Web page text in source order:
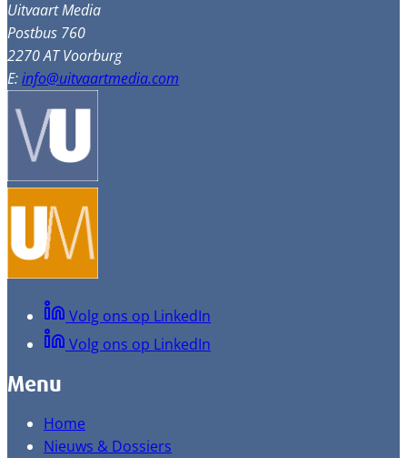
Uitvaart Media
Postbus 760
2270 AT Voorburg
E:info@uitvaartmedia.com
Volg ons op LinkedIn
Volg ons op LinkedIn
Menu
Home
Nieuws & Dossiers